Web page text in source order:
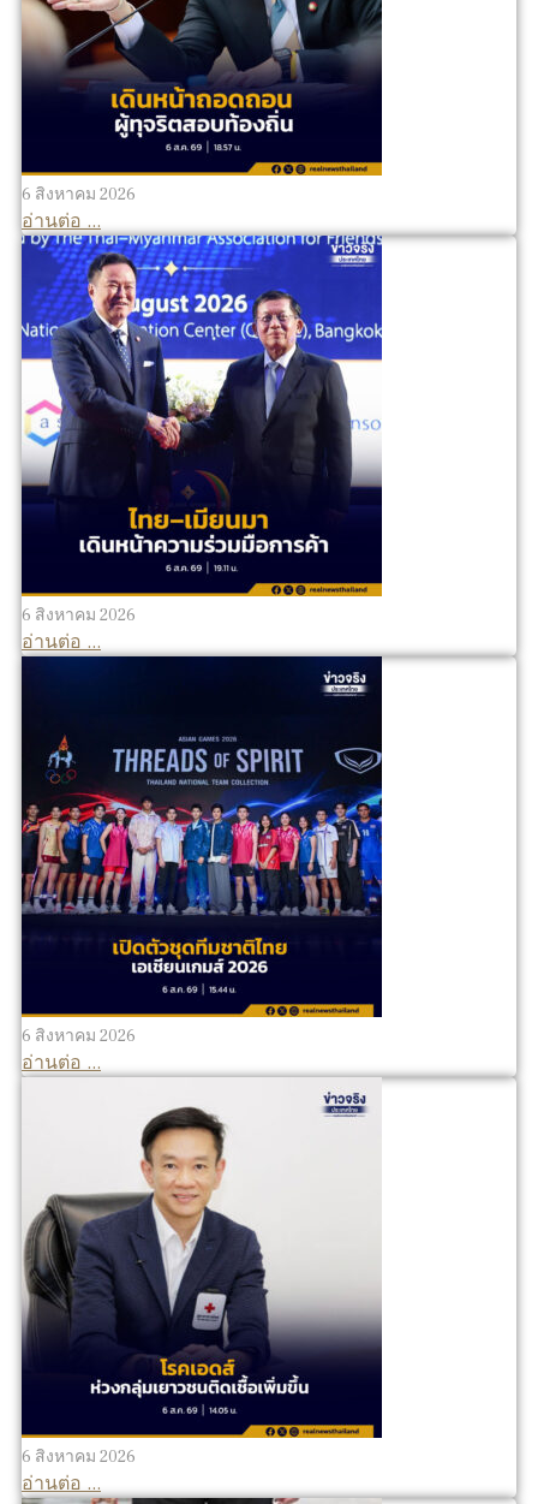
6 สิงหาคม 2026
อ่านต่อ ...
6 สิงหาคม 2026
อ่านต่อ ...
6 สิงหาคม 2026
อ่านต่อ ...
6 สิงหาคม 2026
อ่านต่อ ...